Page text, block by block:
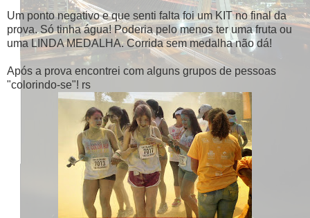
Um ponto negativo e que senti falta foi um KIT no final da
prova. Só tinha água! Poderia pelo menos ter uma fruta ou
uma LINDA MEDALHA. Corrida sem medalha não dá!
Após a prova encontrei com alguns grupos de pessoas
"colorindo-se"! rs